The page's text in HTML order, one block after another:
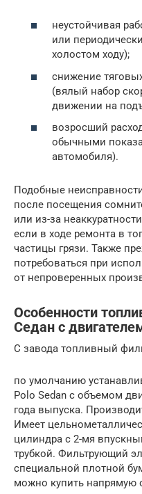
неустойчивая
или
холостом ходу);
снижение
(вялый набор
движении на
возросший
обычными
автомобиля).
Подобные
после посещения
или из-за
если в ходе ремонта в
частицы грязи. Также
потребоваться при
от непроверенных
Особенности
Седан с
С завода топливный
по умолчанию
Polo Sedan с объемом
года выпуска.
Имеет
цилиндра с 2-мя
трубкой. Фильтрующий
специальной плотной
можно купить напрямую